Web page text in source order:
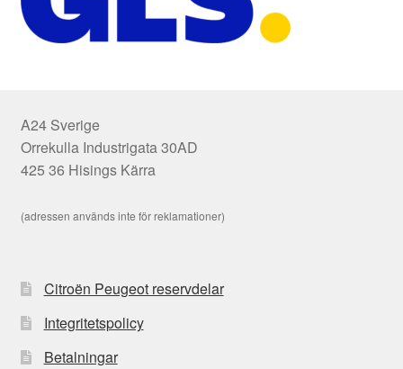
A24 Sverige
Orrekulla Industrigata 30AD
425 36 Hisings Kärra
(adressen används inte för reklamationer)
Citroën Peugeot reservdelar
Integritetspolicy
Betalningar